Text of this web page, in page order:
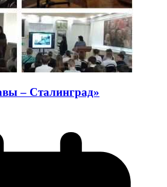
– Сталинград»